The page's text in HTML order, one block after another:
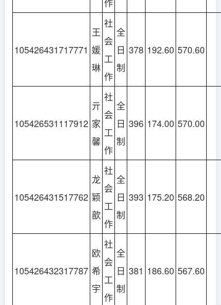
105426431717771
王
媛
琳
社
会
工
作
全
日
制
378 192.60 570.60
105426531117912
亓
家
馨
社
会
工
作
全
日
制
396 174.00 570.00
105426431517762
龙
颖
歆
社
会
工
作
全
日
制
393 175.20 568.20
105426432317787
欧
希
宇
社
会
工
作
全
日
制
381 186.60 567.60